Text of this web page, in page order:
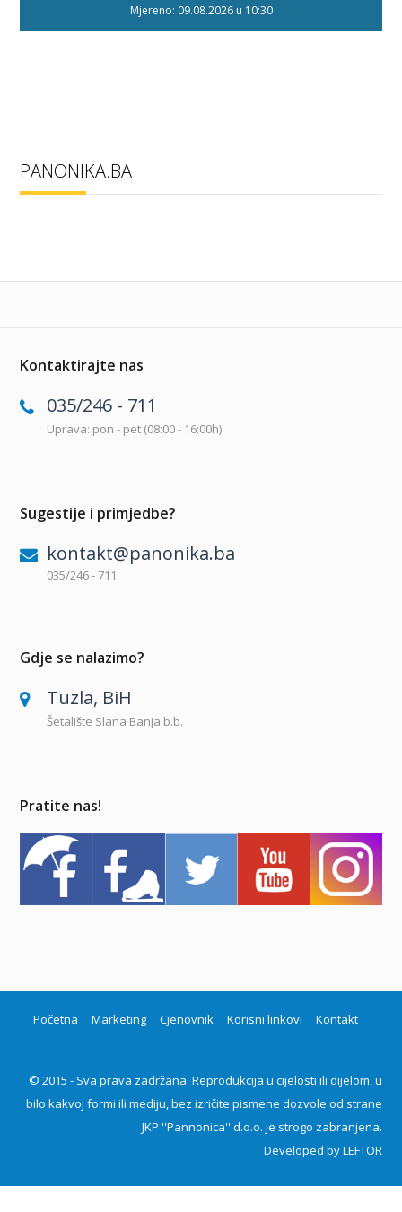
Mjereno: 09.08.2026 u 10:30
PANONIKA.BA
Kontaktirajte nas
035/246 - 711
Uprava: pon - pet (08:00 - 16:00h)
Sugestije i primjedbe?
kontakt@panonika.ba
035/246 - 711
Gdje se nalazimo?
Tuzla, BiH
Šetalište Slana Banja b.b.
Pratite nas!
Početna Marketing Cjenovnik Korisni linkovi Kontakt
© 2015 - Sva prava zadržana. Reprodukcija u cijelosti ili dijelom, u
bilo kakvoj formi ili mediju, bez izričite pismene dozvole od strane
JKP ''Pannonica'' d.o.o. je strogo zabranjena.
Developed byLEFTOR